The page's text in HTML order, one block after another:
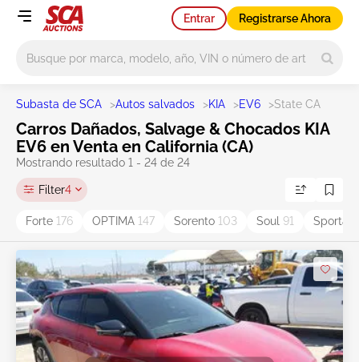
Entrar Registrarse Ahora
Subasta de SCA >Autos salvados >KIA >EV6 >State CA
Carros Dañados, Salvage & Chocados KIA
EV6 en Venta en California (CA)
Mostrando resultado 1 - 24 de 24
Filter4
Forte 176 OPTIMA 147 Sorento 103 Soul 91